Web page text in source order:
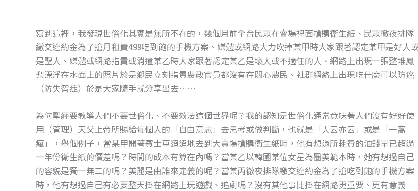
寫到這裡，我發現世俗化其實是無所不在的，幾個月前全台民眾在賣場裡面搶購衛生紙、民眾徹夜排隊
繳交違約金為了搶月租費499吃到飽的手機方案、媒體或網路大力吹捧某甲時大家跟著認定某甲是好人
是聖人、媒體或網路指責或消遣某乙時大家跟著認定某乙是壞人或不適任的人、網路上出現一張整堆鳳
梨漂浮在水面上的照片於是鄉民立刻指責農政官員都沒有在關心農民、社群網絡上出現吃什麼可以防癌
（防失智症）於是大家隨手就分享出去……
為何聖經要教導人們不要世俗化、不要效法這個世界呢？我的認知是世俗化通常意味著人們沒有好好使
用（管理）天父上帝所賜給每個人的「自由意志」去思考或做判斷，也就是「人云亦云」或是「一窩
瘋」，舉個例子，當某甲開著賓士車迢迢地去到大賣場搶購衛生紙時，他有想過所耗費的油錢早已超過
一年份衛生紙的價差嗎？時間的成本有算在內嗎？當某乙以韓國某位女星為醫美範本時，她有想過自己
的容貌是獨一無二的嗎？美麗是由誰來定義的呢？當某丙徹夜排隊繳交違約金為了搶吃到飽的手機方案
時，他有想過自己有必要整天掛在網路上玩遊戲、追劇嗎？沒有其他事比掛在網路更重要、更有意義